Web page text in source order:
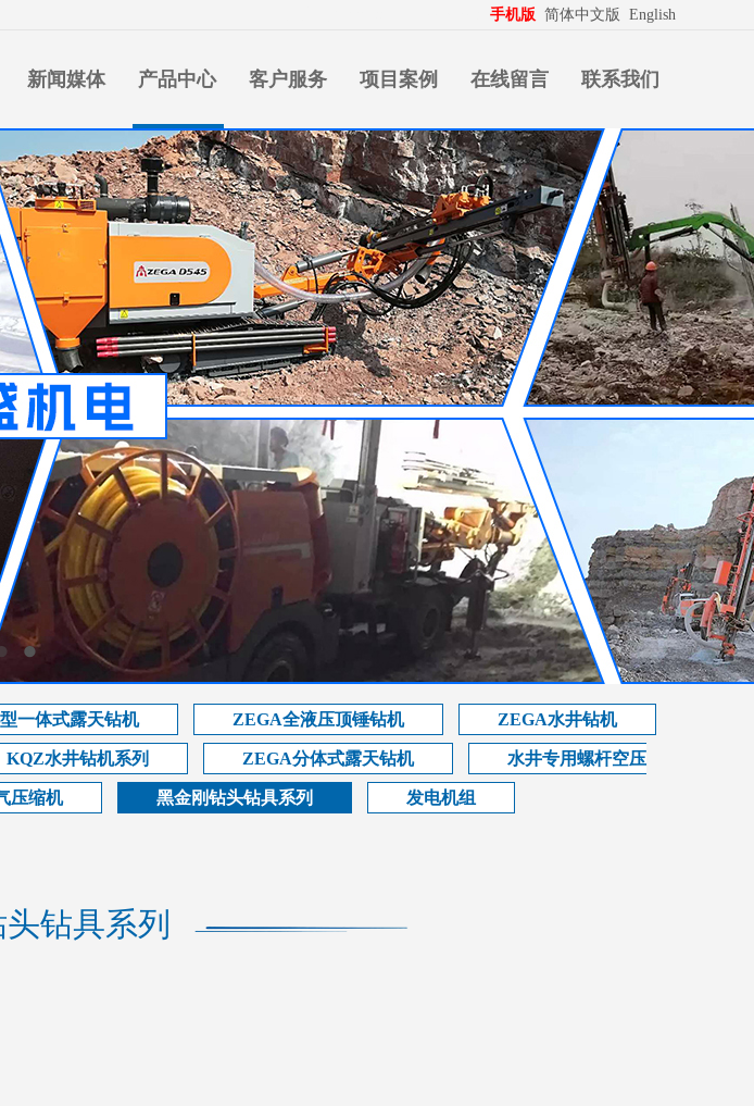
手机版 简体中文版 English
新闻媒体 产品中心 客户服务 项目案例 在线留言 联系我们
一体式露天钻机 ZEGA全液压顶锤钻机 ZEGA水井钻机
KQZ水井钻机系列 ZEGA分体式露天钻机 水井专用螺杆空压
压缩机 黑金刚钻头钻具系列 发电机组
钻具系列